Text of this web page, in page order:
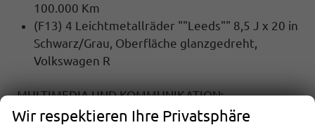
100.000 Km
(F13) 4 Leichtmetallräder ""Leeds"" 8,5 J x 20 in
Schwarz/Grau, Oberfläche glanzgedreht,
Volkswagen R
MULTIMEDIA UND KOMMUNIKATION:
(QV3) Digitaler Radioempfang DAB+
Wir respektieren Ihre Privatsphäre